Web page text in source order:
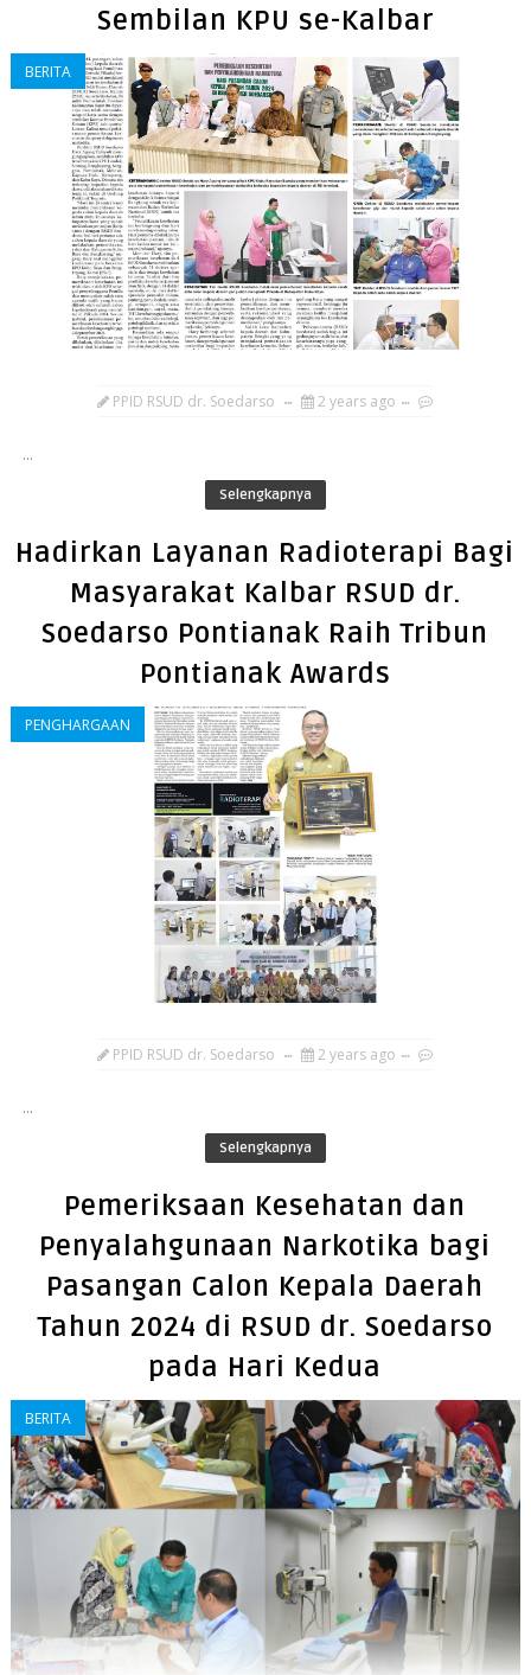
Sembilan KPU se-Kalbar
BERITA
PPID RSUD dr. Soedarso 2 years ago
...
Selengkapnya
Hadirkan Layanan Radioterapi Bagi
Masyarakat Kalbar RSUD dr.
Soedarso Pontianak Raih Tribun
Pontianak Awards
PENGHARGAAN
PPID RSUD dr. Soedarso 2 years ago
...
Selengkapnya
Pemeriksaan Kesehatan dan
Penyalahgunaan Narkotika bagi
Pasangan Calon Kepala Daerah
Tahun 2024 di RSUD dr. Soedarso
pada Hari Kedua
BERITA